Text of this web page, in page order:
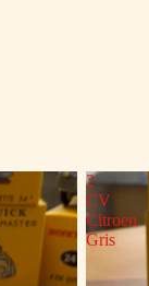
2
CV
Citroen
Gris